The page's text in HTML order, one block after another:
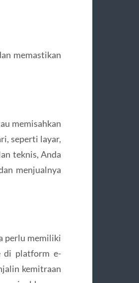
memastikan
memisahkan
seperti layar,
teknis, Anda
menjualnya
perlu memiliki
di platform e-
kemitraan